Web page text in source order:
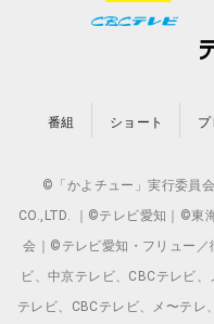
番組 ショート
©「かよチュー」実行委員
CO.,LTD. ｜©テレビ愛知｜©東
会｜©テレビ愛知・フリュー
ビ、中京テレビ、CBCテレビ
テレビ、CBCテレビ、メ〜テ